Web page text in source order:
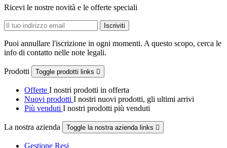
Ricevi le nostre novità e le offerte speciali
Puoi annullare l'iscrizione in ogni momenti. A questo scopo, cerca le
info di contatto nelle note legali.
Prodotti Toggle prodotti links 
Offerte I nostri prodotti in offerta
Nuovi prodotti I nostri nuovi prodotti, gli ultimi arrivi
Più venduti I nostri prodotti più venduti
La nostra azienda Toggle la nostra azienda links 
Gestione Resi